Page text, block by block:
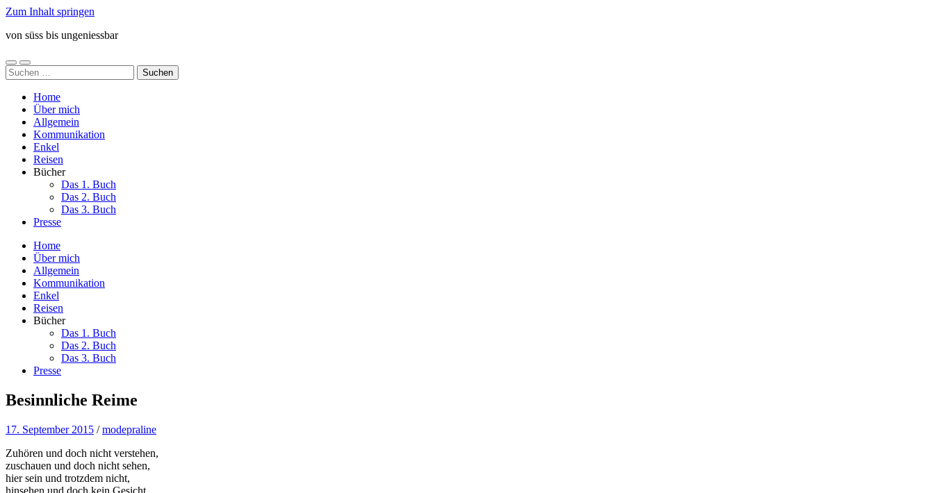
Zum Inhalt springen
von süss bis ungeniessbar
Mobile-
Menü
Suchfeld
ein-/ausblenden
Suchen
nach:
Home
Über mich
Allgemein
Kommunikation
Enkel
Reisen
Bücher
Das 1. Buch
Das 2. Buch
Das 3. Buch
Presse
Home
Über mich
Allgemein
Kommunikation
Enkel
Reisen
Bücher
Das 1. Buch
Das 2. Buch
Das 3. Buch
Presse
Besinnliche Reime
17. September 2015 /modepraline
Zuhören und doch nicht verstehen,
zuschauen und doch nicht sehen,
hier sein und trotzdem nicht,
hinsehen und doch kein Gesicht,